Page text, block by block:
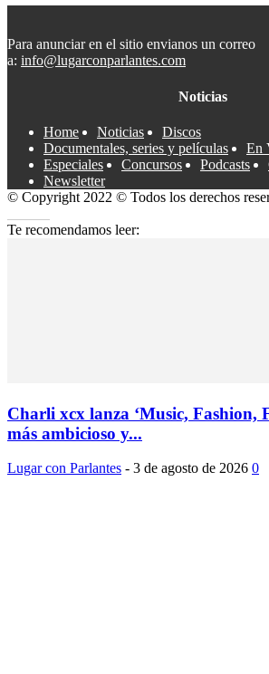
Para anunciar en el sitio envianos un correo
a: info@lugarconparlantes.com
Noticias
Home Noticias
Discos
Documentales, series y películas
En
Especiales
Concursos Podcasts
Newsletter
© Copyright 2022 © Todos los derechos
Te recomendamos leer:
Charli xcx lanza ‘Music, Fashion,
más ambicioso y...
Lugar con Parlantes - 3 de agosto de 2026 0